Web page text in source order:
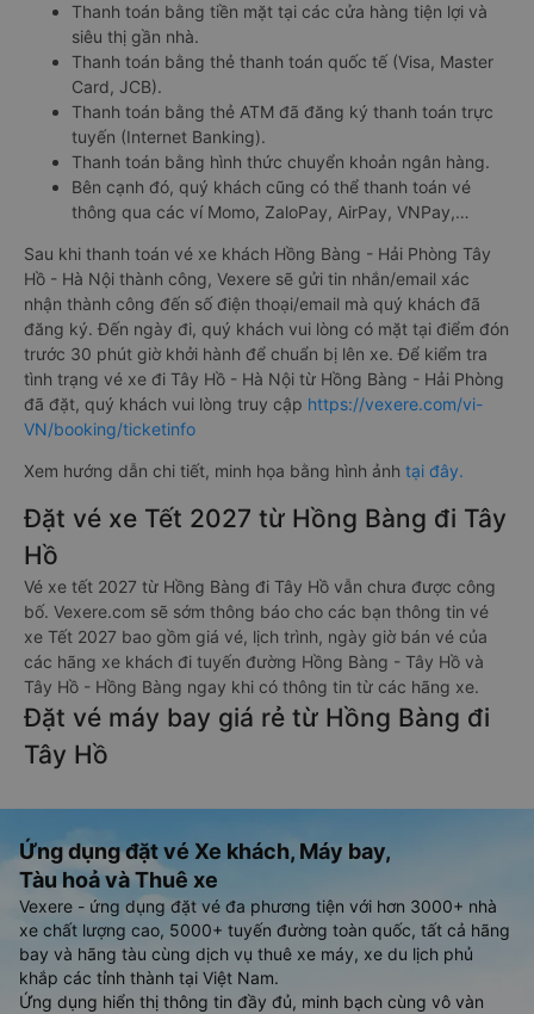
Thanh toán bằng tiền mặt tại các cửa hàng tiện lợi và
siêu thị gần nhà.
Thanh toán bằng thẻ thanh toán quốc tế (Visa, Master
Card, JCB).
Thanh toán bằng thẻ ATM đã đăng ký thanh toán trực
tuyến (Internet Banking).
Thanh toán bằng hình thức chuyển khoản ngân hàng.
Bên cạnh đó, quý khách cũng có thể thanh toán vé
thông qua các ví Momo, ZaloPay, AirPay, VNPay,…
Sau khi thanh toán vé xe khách Hồng Bàng - Hải Phòng Tây
Hồ - Hà Nội thành công, Vexere sẽ gửi tin nhắn/email xác
nhận thành công đến số điện thoại/email mà quý khách đã
đăng ký. Đến ngày đi, quý khách vui lòng có mặt tại điểm đón
trước 30 phút giờ khởi hành để chuẩn bị lên xe. Để kiểm tra
tình trạng vé xe đi Tây Hồ - Hà Nội từ Hồng Bàng - Hải Phòng
đã đặt, quý khách vui lòng truy cập https://vexere.com/vi-
VN/booking/ticketinfo
Xem hướng dẫn chi tiết, minh họa bằng hình ảnh tại đây.
Đặt vé xe Tết 2027 từ Hồng Bàng đi Tây
Hồ
Vé xe tết 2027 từ Hồng Bàng đi Tây Hồ vẫn chưa được công
bố. Vexere.com sẽ sớm thông báo cho các bạn thông tin vé
xe Tết 2027 bao gồm giá vé, lịch trình, ngày giờ bán vé của
các hãng xe khách đi tuyến đường Hồng Bàng - Tây Hồ và
Tây Hồ - Hồng Bàng ngay khi có thông tin từ các hãng xe.
Đặt vé máy bay giá rẻ từ Hồng Bàng đi
Tây Hồ
Ứng dụng đặt vé Xe khách, Máy bay,
Tàu hoả và Thuê xe
Vexere - ứng dụng đặt vé đa phương tiện với hơn 3000+ nhà
xe chất lượng cao, 5000+ tuyến đường toàn quốc, tất cả hãng
bay và hãng tàu cùng dịch vụ thuê xe máy, xe du lịch phủ
khắp các tỉnh thành tại Việt Nam.
Ứng dụng hiển thị thông tin đầy đủ, minh bạch cùng vô vàn